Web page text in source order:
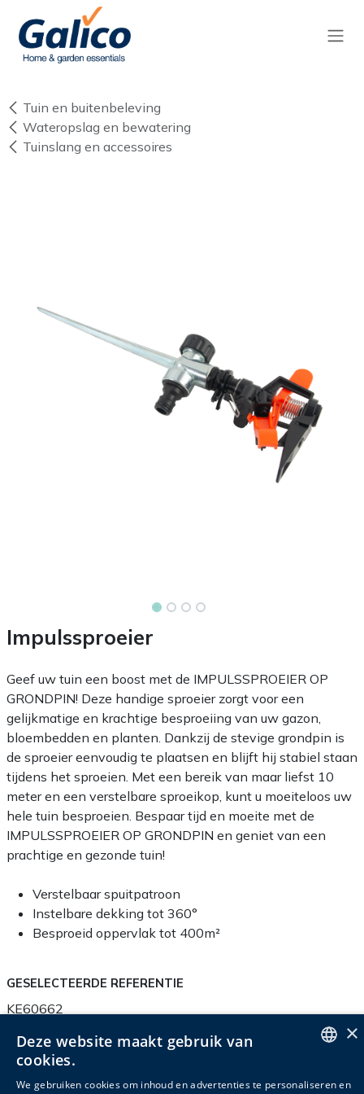
Overslaan naar inhoud
Tuin en buitenbeleving
Wateropslag en bewatering
Tuinslang en accessoires
Impulssproeier
Geef uw tuin een boost met de IMPULSSPROEIER OP
GRONDPIN! Deze handige sproeier zorgt voor een
gelijkmatige en krachtige besproeiing van uw gazon,
bloembedden en planten. Dankzij de stevige grondpin is
de sproeier eenvoudig te plaatsen en blijft hij stabiel staan
tijdens het sproeien. Met een bereik van maar liefst 10
meter en een verstelbare sproeikop, kunt u moeiteloos uw
hele tuin besproeien. Bespaar tijd en moeite met de
IMPULSSPROEIER OP GRONDPIN en geniet van een
prachtige en gezonde tuin!
Verstelbaar spuitpatroon
Instelbare dekking tot 360°
Besproeid oppervlak tot 400m²
GESELECTEERDE REFERENTIE
KE60662
×
Deze website maakt gebruik van
cookies.
We gebruiken cookies om inhoud en advertenties te personaliseren en